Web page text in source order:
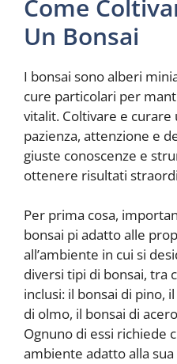
Come
Un Bonsai
I bonsai sono alberi
cure particolari per
vitalit. Coltivare e curare
pazienza, attenzione e
giuste conoscenze e
ottenere risultati
Per prima cosa,
bonsai pi adatto alle
all’ambiente in cui si
diversi tipi di bonsai, tra
inclusi: il bonsai di pino,
di olmo, il bonsai di
Ognuno di essi richiede
ambiente adatto alla